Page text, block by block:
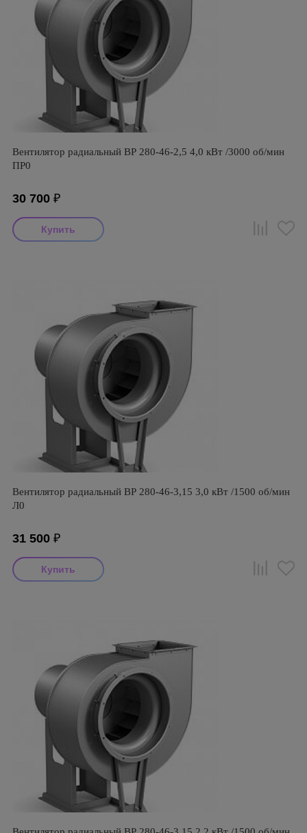
Вентилятор радиальный ВР 280-46-2,5 4,0 кВт /3000 об/мин
ПР0
30 700 ₽
Вентилятор радиальный ВР 280-46-3,15 3,0 кВт /1500 об/мин
Л0
31 500 ₽